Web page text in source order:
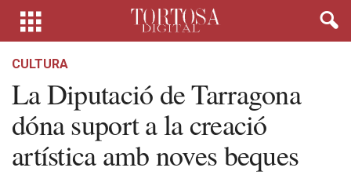
CULTURA
La Diputació de Tarragona
dóna suport a la creació
artística amb noves beques